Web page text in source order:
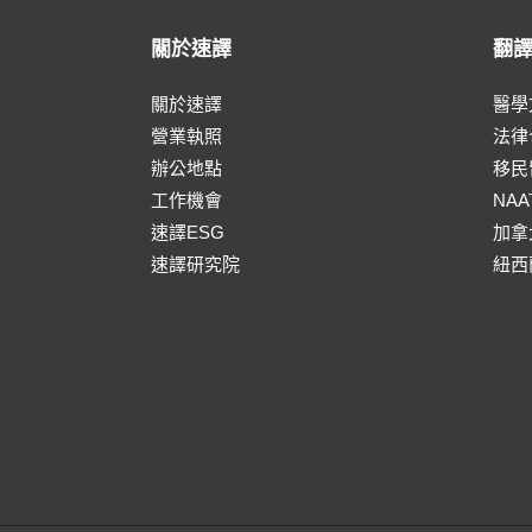
關於速譯
關於速譯
營業執照
辦公地點
工作機會
速譯ESG
速譯研究院
翻
醫學
法律
移民
加
紐西